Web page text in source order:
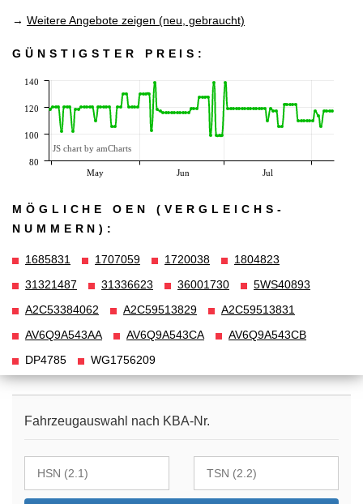
→ Weitere Angebote zeigen (neu, gebraucht)
GÜNSTIGSTER PREIS:
May Jun Jul
80
100
120
140
JS chart by amCharts
MÖGLICHE OEN (VERGLEICHS­
NUMMERN):
1685831 1707059 1720038
1804823
31321487
31336623 36001730
5WS40893
A2C53384062
A2C59513829
A2C59513831
AV6Q9A543AA
AV6Q9A543CA
AV6Q9A543CB
DP4785
WG1756209
Fahrzeugauswahl nach KBA-Nr.